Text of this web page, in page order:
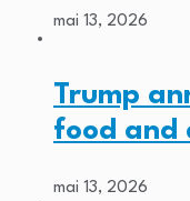
mai 13, 2026
Trump
food and
mai 13, 2026